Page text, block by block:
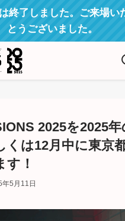
終了しました。ご来場い
とうございました。
2025を2025年
くは12月中に東京
す！
5月11日